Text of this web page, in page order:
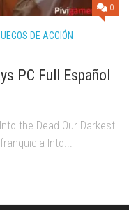
0
DE ACCIÓN
PC Full Español
the Dead Our Darkest
Into...